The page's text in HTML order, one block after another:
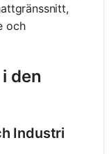
och
den
Industri